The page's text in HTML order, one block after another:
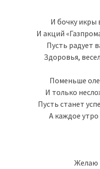
И бочку икры
И акций
Пусть радует
Здоровья,
Поменьше
И только
Пусть станет
А каждое
Желаю